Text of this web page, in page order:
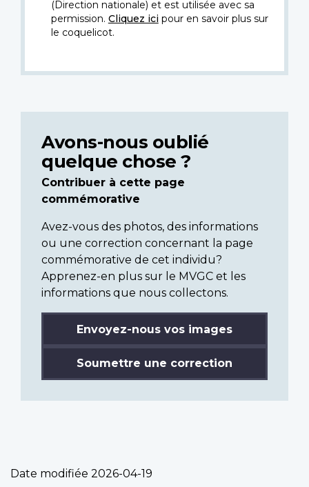
(Direction nationale) et est utilisée avec sa
permission. Cliquez icipour en savoir plus sur
le coquelicot.
Avons-nous oublié
quelque chose ?
Contribuer à cette page
commémorative
Avez-vous des photos, des informations
ou une correction concernant la page
commémorative de cet individu?
Apprenez-en plus sur le MVGC et les
informations que nous collectons.
Envoyez-nous vos images
Soumettre une correction
Date modifiée 2026-04-19